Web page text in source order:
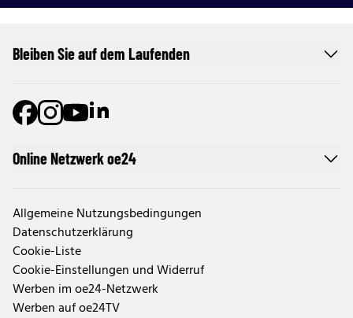
Online Netzwerk oe24
Allgemeine Nutzungsbedingungen
Datenschutzerklärung
Cookie-Liste
Cookie-Einstellungen und Widerruf
Werben im oe24-Netzwerk
Werben auf oe24TV
Bleiben Sie auf dem Laufenden